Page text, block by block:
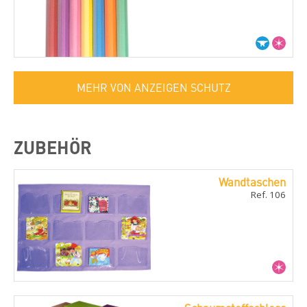
MEHR VON ANZEIGEN SCHUTZ
ZUBEHÖR
Wandtaschen
Ref. 106